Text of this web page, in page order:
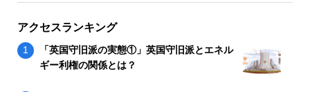
アクセスランキング
「英国守旧派の実態①」英国守旧派とエネル
ギー利権の関係とは？